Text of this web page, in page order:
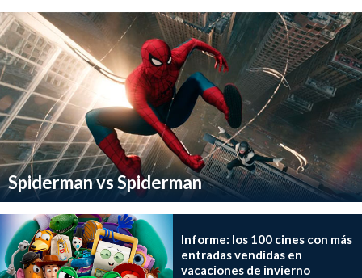
Spiderman vs Spiderman
Informe: los 100 cines con más
entradas vendidas en
vacaciones de invierno